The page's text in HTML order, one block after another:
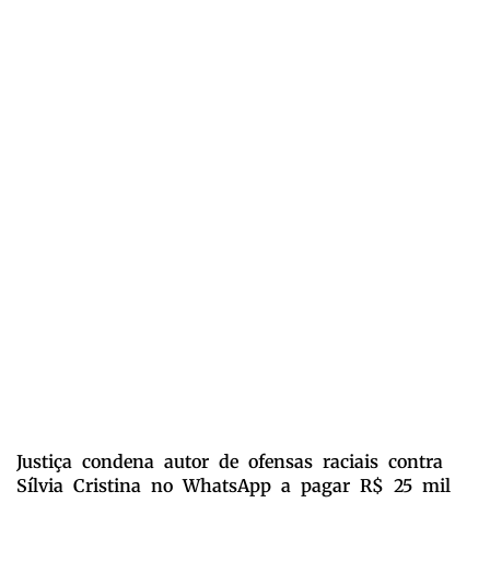
Justiça condena autor de ofensas raciais contra
Sílvia Cristina no WhatsApp a pagar R$ 25 mil